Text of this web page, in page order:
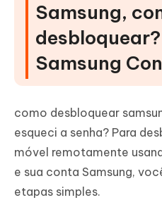
Samsung,
Samsung
como desbloquear
esqueci a senha? Para
móvel remotamente
e sua conta Samsung,
etapas simples.